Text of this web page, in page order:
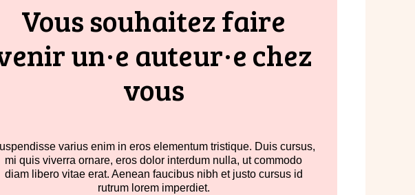
Vous souhaitez faire
un·e auteur·e chez
vous
varius enim in eros elementum tristique. Duis cursus,
mi quis viverra ornare, eros dolor interdum nulla, ut commodo
diam libero vitae erat. Aenean faucibus nibh et justo cursus id
rutrum lorem imperdiet.